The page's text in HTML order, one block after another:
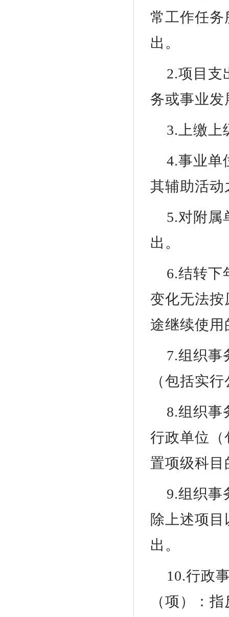
常工作任
出。
2.项目支
务或事业
3.上缴上
4.事业单
其辅助活动
5.对附属
出。
6.结转下
变化无法按
途继续使用
7.组织事
（包括实
8.组织事
行政单位（
置项级科
9.组织事
除上述项
出。
10.行政
（项）：